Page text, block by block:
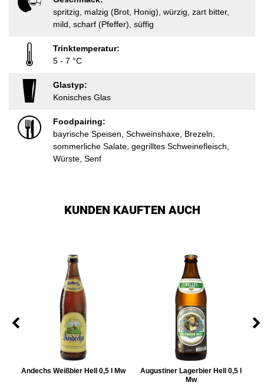
spritzig, malzig (Brot, Honig), würzig, zart bitter,
mild, scharf (Pfeffer), süffig
Trinktemperatur:
5 - 7 °C
Glastyp:
Konisches Glas
Foodpairing:
bayrische Speisen, Schweinshaxe, Brezeln,
sommerliche Salate, gegrilltes Schweinefleisch,
Würste, Senf
KUNDEN KAUFTEN AUCH
Andechs Weißbier Hell 0,5 l Mw
Augustiner Lagerbier Hell 0,5 l
Mw